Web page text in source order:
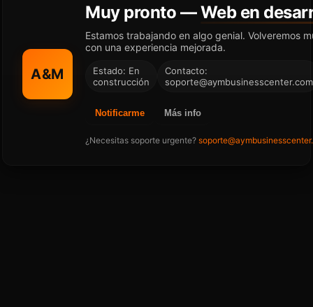
A&M
Muy pronto —Web en
Estamos trabajando en algo genial. Volveremos
con una experiencia mejorada.
Estado: En
construcción
Contacto:
soporte@aymbusinesscenter.com
Notificarme Más info
¿Necesitas soporte urgente?